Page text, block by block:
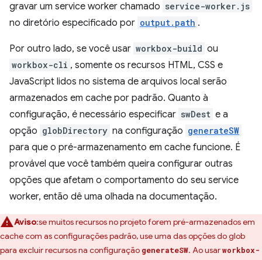
gravar um service worker chamado service-worker.js
no diretório especificado por output.path .
Por outro lado, se você usar workbox-build ou
workbox-cli , somente os recursos HTML, CSS e
JavaScript lidos no sistema de arquivos local serão
armazenados em cache por padrão. Quanto à
configuração, é necessário especificar swDest e a
opção globDirectory na configuração generateSW
para que o pré-armazenamento em cache funcione. É
provável que você também queira configurar outras
opções que afetam o comportamento do seu service
worker, então dê uma olhada na documentação.
Aviso:se muitos recursos no projeto forem pré-armazenados em
cache com as configurações padrão, use uma das opções do glob
para excluir recursos na configuração generateSW. Ao usarworkbox-